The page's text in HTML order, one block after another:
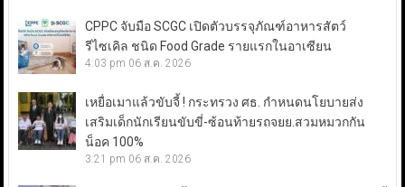
CPPC จับมือ SCGC เปิดตัวบรรจุภัณฑ์อาหารสัตว์
รีไซเคิล ชนิด Food Grade รายแรกในอาเซียน
4:03 pm 06 ส.ค. 2026
เหยื่อเมาแล้วขับจี้ ! กระทรวง ศธ. กำหนดนโยบายส่ง
เสริมเด็กนักเรียนขับขี่-ซ้อนท้ายรถจยย.สวมหมวกกัน
น็อค 100%
3:21 pm 06 ส.ค. 2026